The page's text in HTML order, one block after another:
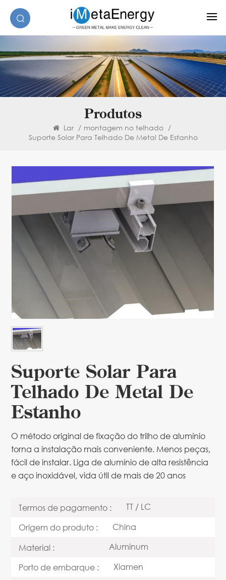
Produtos
Lar / montagem no telhado /
Suporte Solar Para Telhado De Metal De Estanho
Suporte Solar Para
Telhado De Metal De
Estanho
O método original de fixação do trilho de alumínio
torna a instalação mais conveniente. Menos peças,
fácil de instalar. Liga de alumínio de alta resistência
e aço inoxidável, vida útil de mais de 20 anos
Termos de pagamento :
TT / LC
Origem do produto :
China
Material :
Aluminum
Porto de embarque :
Xiamen